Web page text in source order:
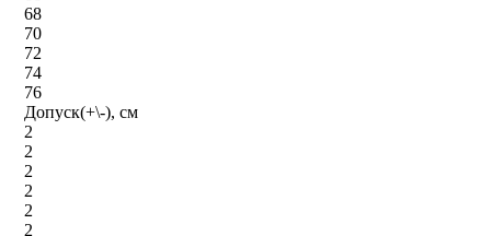
68
70
72
74
76
Допуск(+\-), см
2
2
2
2
2
2